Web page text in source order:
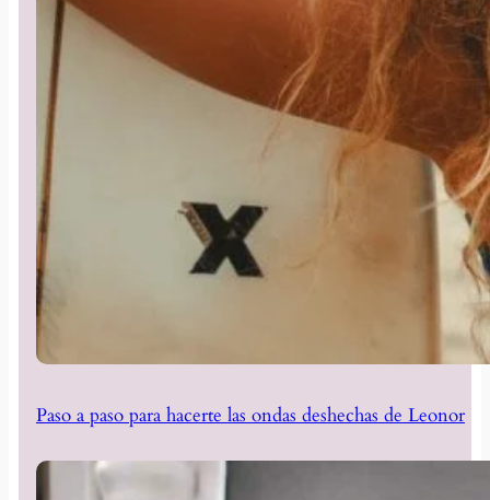
Paso a paso para hacerte las ondas deshechas de Leonor